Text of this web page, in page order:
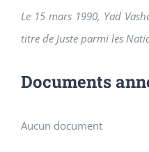
Le 15 mars 1990, Yad
titre de Juste parmi les
Documents
Aucun document